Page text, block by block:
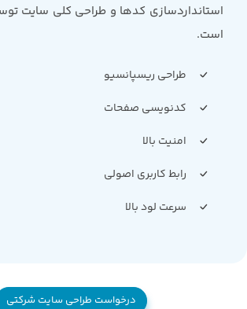
استانداردسازی کدها و طراحی کلی سایت
است.
طراحی ریسپانسیو
کدنویسی صفحات
امنیت بالا
رابط کاربری اصولی
سرعت لود بالا
درخواست طراحی سایت شرکتی